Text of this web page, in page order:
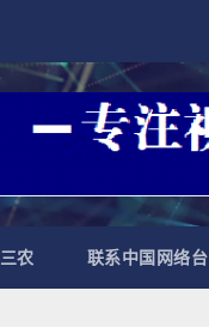
三农 联系中国网络台